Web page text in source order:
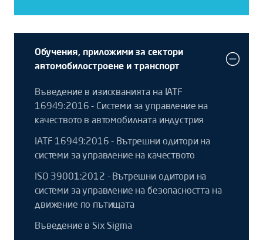
Обучения, приложими за сектори
автомобилостроене и транспорт
Въведение в изискванията на IATF
16949:2016 - Системи за управление на
качеството в автомобилната индустрия
IATF 16949:2016 - Вътрешни одитори на
системи за управление на качеството
ISO 39001:2012 - Вътрешни одитори на
системи за управление на безопасността на
движение по пътищата
Въведение в Six Sigma